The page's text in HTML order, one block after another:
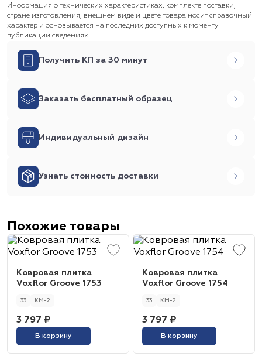
Информация о технических характеристиках, комплекте поставки,
стране изготовления, внешнем виде и цвете товара носит справочный
характер и основывается на последних доступных к моменту
публикации сведениях.
Получить КП за 30 минут
Заказать бесплатный образец
Индивидуальный дизайн
Узнать стоимость доставки
Похожие товары
Ковровая плитка
Voxflor Groove 1753
33 КМ-2
3 797 ₽
В корзину
Ковровая плитка
Voxflor Groove 1754
33 КМ-2
3 797 ₽
В корзину